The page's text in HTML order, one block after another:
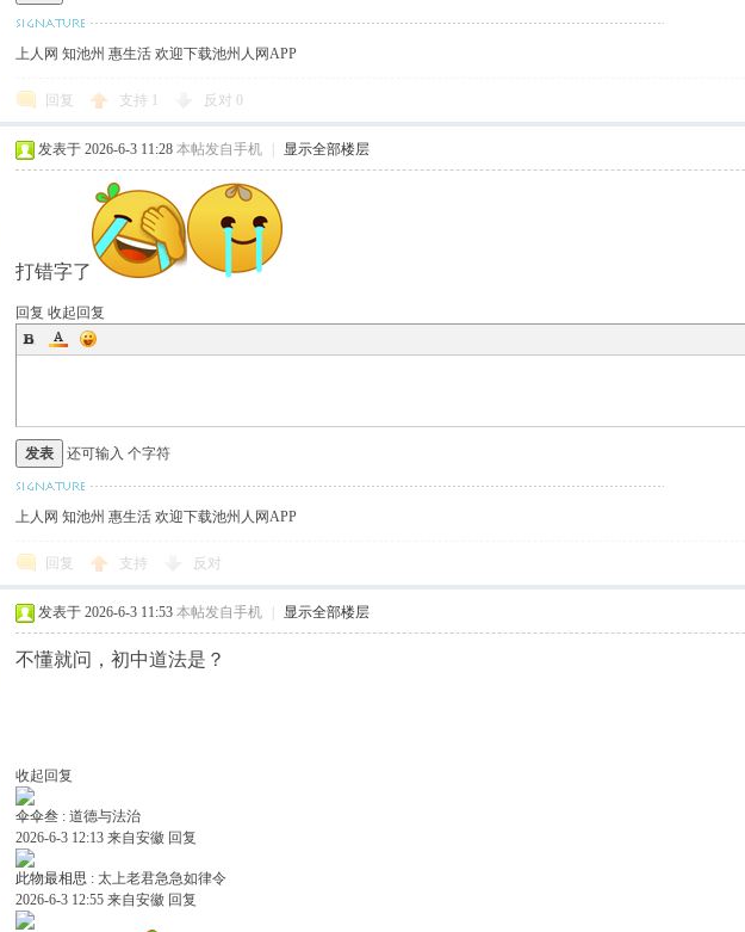
上人网 知池州 惠生活 欢迎下载池州人网APP
回复 支持 反对 0
发表于 2026-6-3 11:28 本帖发自手机 显示全部楼层
打错字了
回复 收起回复
发表 还可输入 个字符
上人网 知池州 惠生活 欢迎下载池州人网APP
回复 支持 反对
发表于 2026-6-3 11:53 本帖发自手机 显示全部楼层
不懂就问，初中道法是？
收起回复
伞伞叁 : 道德与法治
2026-6-3 12:13 来自安徽 回复
此物最相思 : 太上老君急急如律令
2026-6-3 12:55 来自安徽 回复